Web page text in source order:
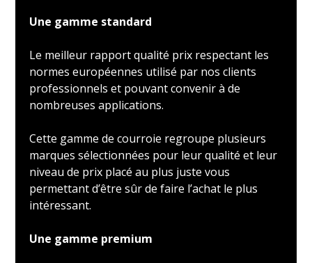
Une gamme standard
Le meilleur rapport qualité prix respectant les
normes européennes utilisé par nos clients
professionnels et pouvant convenir à de
nombreuses applications.
Cette gamme de courroie regroupe plusieurs
marques sélectionnées pour leur qualité et leur
niveau de prix placé au plus juste vous
permettant d’être sûr de faire l’achat le plus
intéressant.
Une gamme premium